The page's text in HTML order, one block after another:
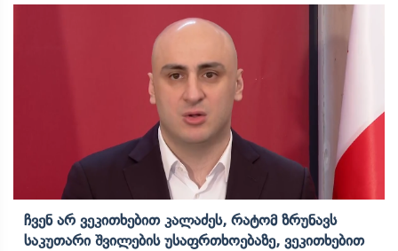
Ჩვენ Არ Ვეკითხებით Კალაძეს, Რატომ Ზრუნავს
Საკუთარი Შვილების Უსაფრთხოებაზე, Ვეკითხებით